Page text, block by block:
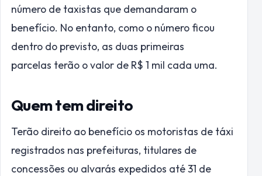
número de taxistas que demandaram o
benefício. No entanto, como o número ficou
dentro do previsto, as duas primeiras
parcelas terão o valor de R$ 1 mil cada uma.
Quem tem direito
Terão direito ao benefício os motoristas de táxi
registrados nas prefeituras, titulares de
concessões ou alvarás expedidos até 31 de